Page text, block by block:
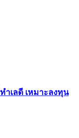
ำเลดี เหมาะลงทุน